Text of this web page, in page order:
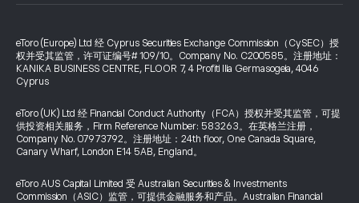
eToro (Europe) Ltd 经 Cyprus Securities Exchange Commission（CySEC）授
权并受其监管，许可证编号# 109/10。Company No. C200585。注册地址：
KANIKA BUSINESS CENTRE, FLOOR 7, 4 Profiti Ilia Germasogeia, 4046
Cyprus
eToro (UK) Ltd 经 Financial Conduct Authority（FCA）授权并受其监管，可提
供投资相关服务，Firm Reference Number: 583263。在英格兰注册，
Company No. 07973792。注册地址：24th floor, One Canada Square,
Canary Wharf, London E14 5AB, England。
eToro AUS Capital Limited 受 Australian Securities & Investments
Commission（ASIC）监管，可提供金融服务和产品。Australian Financial